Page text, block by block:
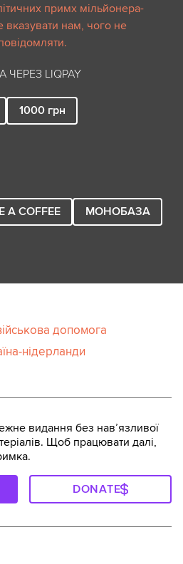
примх мільйонера-
вказувати нам, чого не
LIQPAY
1000 грн
A COFFEE
МОНОБАЗА
допомога
нідерланди
видання без навʼязливої
Щоб працювати далі,
DONATE